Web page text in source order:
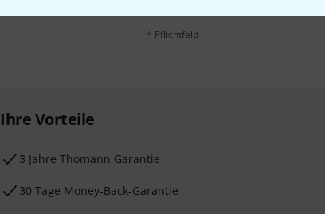
* Pflichtfeld
Ihre Vorteile
3 Jahre Thomann Garantie
30 Tage Money-Back-Garantie